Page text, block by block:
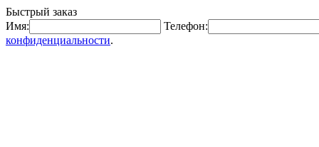
Быстрый заказ
Имя:
Телефон:
конфиденциальности.